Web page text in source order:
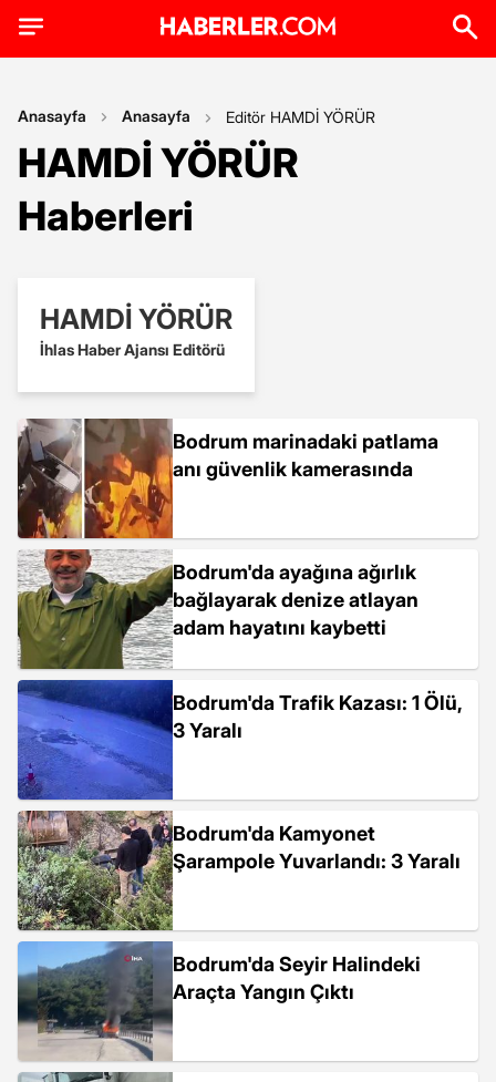
Anasayfa Anasayfa Editör HAMDİ YÖRÜR
HAMDİ YÖRÜR
Haberleri
HAMDİ YÖRÜR
İhlas Haber Ajansı Editörü
Bodrum marinadaki patlama
anı güvenlik kamerasında
Bodrum'da ayağına ağırlık
bağlayarak denize atlayan
adam hayatını kaybetti
Bodrum'da Trafik Kazası: 1 Ölü,
3 Yaralı
Bodrum'da Kamyonet
Şarampole Yuvarlandı: 3 Yaralı
Bodrum'da Seyir Halindeki
Araçta Yangın Çıktı